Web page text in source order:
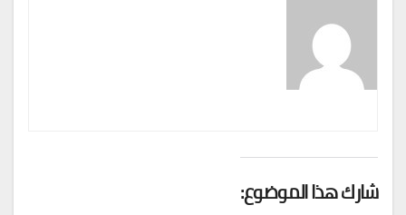
شارك هذا الموضوع: